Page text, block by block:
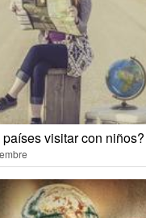
países visitar con niños?